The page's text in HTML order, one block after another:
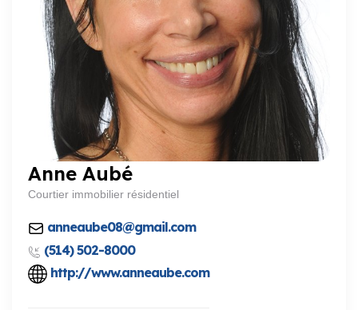
Anne Aubé
Courtier immobilier résidentiel
anneaube08@gmail.com
(514) 502-8000
http://www.anneaube.com